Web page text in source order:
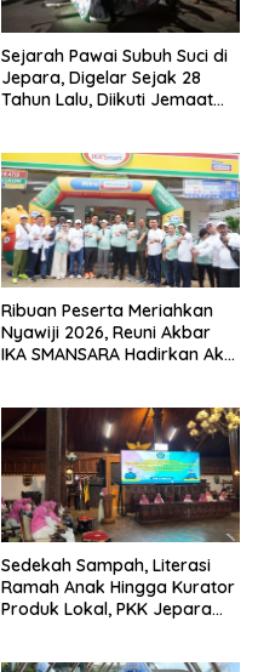
Sejarah Pawai Subuh Suci di
Jepara, Digelar Sejak 28
Tahun Lalu, Diikuti Jemaat
Ribuan Peserta Meriahkan
Nyawiji 2026, Reuni Akbar
IKA SMANSARA Hadirkan Aksi
Sedekah Sampah, Literasi
Ramah Anak Hingga Kurator
Produk Lokal, PKK Jepara